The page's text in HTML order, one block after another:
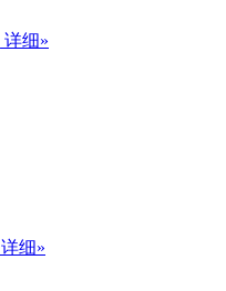
详细»
详细»